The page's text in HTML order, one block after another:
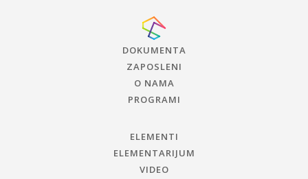
DOKUMENTA
ZAPOSLENI
O NAMA
PROGRAMI
ELEMENTI
ELEMENTARIJUM
VIDEO